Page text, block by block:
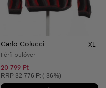
Carlo Colucci XL
Férfi pulóver
20 799 Ft
Ajánlott ár:
RRP 32 776 Ft (-36%)